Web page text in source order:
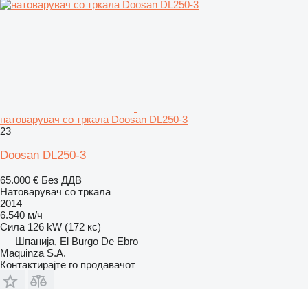
натоварувач со тркала Doosan DL250-3
23
Doosan DL250-3
65.000 € Без ДДВ
Натоварувач со тркала
2014
6.540 м/ч
Сила 126 kW (172 кс)
Шпанија, El Burgo De Ebro
Maquinza S.A.
Контактирајте го продавачот